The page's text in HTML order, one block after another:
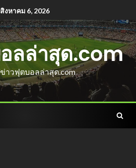
สิงหาคม 6, 2026
ลล่าสุด.com
าวฟุตบอลล่าสุด.com